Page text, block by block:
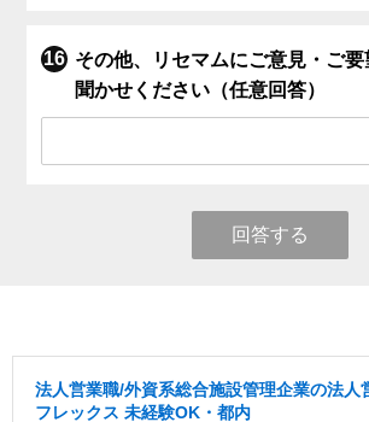
その他、リセマムにご意見・ご
聞かせください（任意回答）
回答する
法人営業職/外資系総合施設管理企業の法人
フレックス 未経験OK・都内